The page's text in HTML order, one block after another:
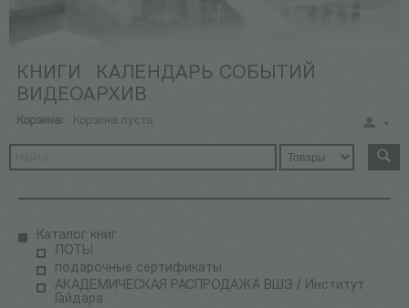
КНИГИ
КАЛЕНДАРЬ СОБЫТИЙ
ВИДЕОАРХИВ
Корзина: Корзина пуста
Каталог книг
ЛОТЫ
подарочные сертификаты
АКАДЕМИЧЕСКАЯ РАСПРОДАЖА ВШЭ / Институт
Гайдара